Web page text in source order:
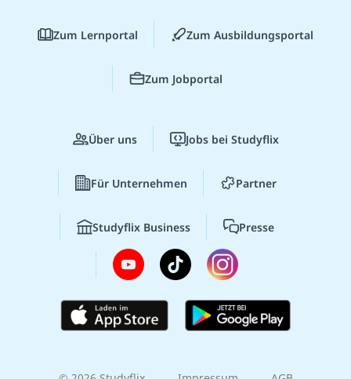
Zum Lernportal Zum Ausbildungsportal
Zum Jobportal
Über uns Jobs bei Studyflix
Für Unternehmen Partner
Studyflix Business Presse